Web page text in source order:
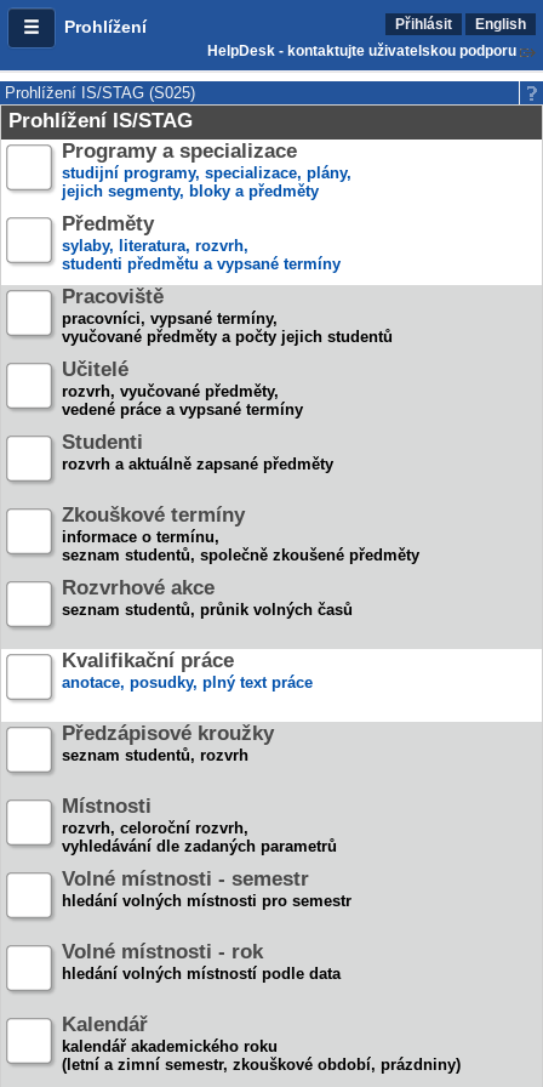
Prohlížení Přihlásit
English
HelpDesk - kontaktujte uživatelskou podporu
Prohlížení IS/STAG (S025)
Prohlížení IS/STAG
Programy a specializace
studijní programy, specializace, plány,
jejich segmenty, bloky a předměty
Předměty
sylaby, literatura, rozvrh,
studenti předmětu a vypsané termíny
Pracoviště
pracovníci, vypsané termíny,
vyučované předměty a počty jejich studentů
Učitelé
rozvrh, vyučované předměty,
vedené práce a vypsané termíny
Studenti
rozvrh a aktuálně zapsané předměty
Zkouškové termíny
informace o termínu,
seznam studentů, společně zkoušené předměty
Rozvrhové akce
seznam studentů, průnik volných časů
Kvalifikační práce
anotace, posudky, plný text práce
Předzápisové kroužky
seznam studentů, rozvrh
Místnosti
rozvrh, celoroční rozvrh,
vyhledávání dle zadaných parametrů
Volné místnosti - semestr
hledání volných místnosti pro semestr
Volné místnosti - rok
hledání volných místností podle data
Kalendář
kalendář akademického roku
(letní a zimní semestr, zkouškové období, prázdniny)